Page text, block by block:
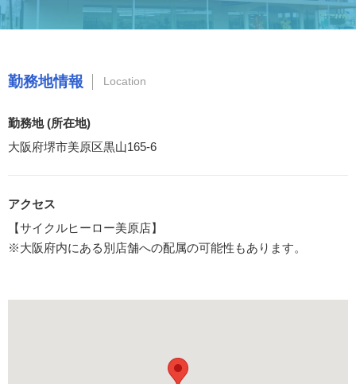
勤務地情報 Location
勤務地 (所在地)
大阪府堺市美原区黒山165-6
アクセス
【サイクルヒーロー美原店】
※大阪府内にある別店舗への配属の可能性もあります。